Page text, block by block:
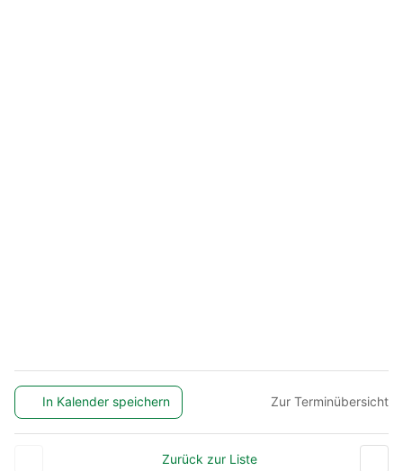
In Kalender speichern Zur Terminübersicht
Zurück zur Liste